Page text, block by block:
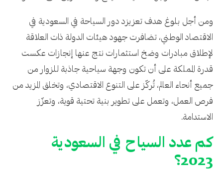
ومن أجل بلوغ هدف تعزيزد دور السياحة في السعودية في
الاقتصاد الوطني، تضافرت جهود هيئات الدولة ذات العلاقة
لإطلاق مبادرات وضخ استثمارات نتج عنها إنجازات عكست
قدرة المملكة على أن تكون وجهة سياحية جاذبة للزوار من
جميع أنحاء العالم، تُركّز على التنوع الاقتصادي، وتخلق المزيد من
فرص العمل، وتعمل على تطوير بنية تحتية قوية، وتعزّز
الاستدامة.
كم عدد السياح في السعودية
2023؟